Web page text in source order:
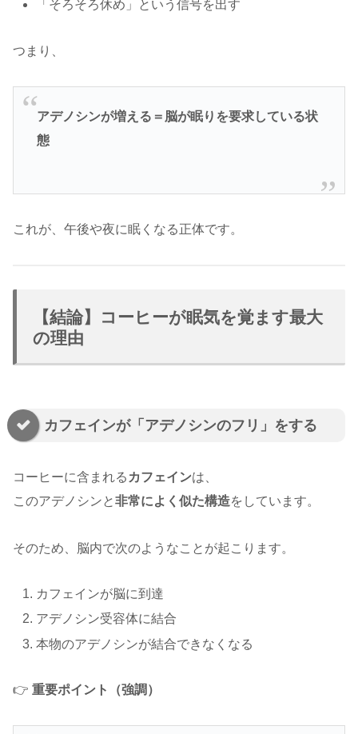
「そろそろ休め」という信号を出す
つまり、
アデノシンが増える＝脳が眠りを要求している状
態
これが、午後や夜に眠くなる正体です。
【結論】コーヒーが眠気を覚ます最大
の理由
カフェインが「アデノシンのフリ」をする
コーヒーに含まれる カフェインは、
このアデノシンと非常によく似た構造をしています。
そのため、脳内で次のようなことが起こります。
カフェインが脳に到達
アデノシン受容体に結合
本物のアデノシンが結合できなくなる
👉 重要ポイント（強調）